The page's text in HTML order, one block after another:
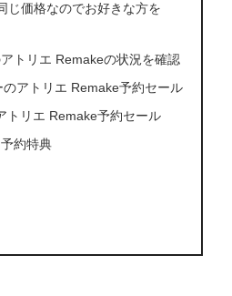
じ価格なのでお好きな方を
トリエ Remakeの状況を確認
アトリエ Remake予約セール
トリエ Remake予約セール
約特典